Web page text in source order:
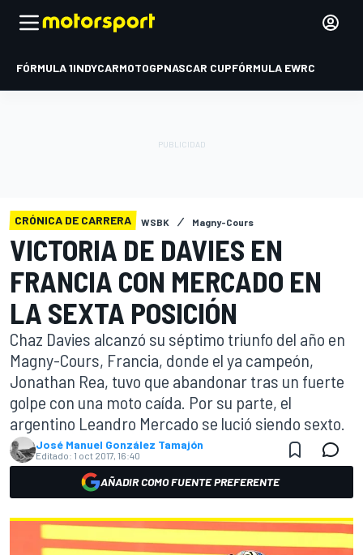
FÓRMULA 1INDYCARMOTOGPNASCAR CUPFÓRMULA EWRC
CRÓNICA DE CARRERA WSBK Magny-Cours
VICTORIA DE DAVIES EN
FRANCIA CON MERCADO EN
LA SEXTA POSICIÓN
Chaz Davies alcanzó su séptimo triunfo del año en
Magny-Cours, Francia, donde el ya campeón,
Jonathan Rea, tuvo que abandonar tras un fuerte
golpe con una moto caída. Por su parte, el
argentino Leandro Mercado se lució siendo sexto.
José Manuel González Tamajón
Editado: 1 oct 2017, 16:40
AÑADIR COMO FUENTE PREFERENTE